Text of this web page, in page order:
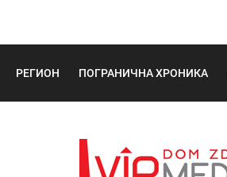
РЕГИОН ПОГРАНИЧНА ХРОНИКА